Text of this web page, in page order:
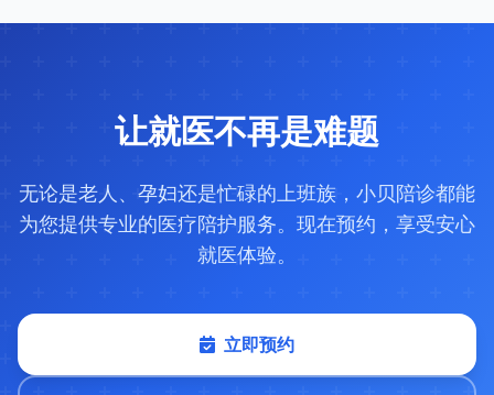
让就医不再是难题
无论是老人、孕妇还是忙碌的上班族，小贝陪诊都能
为您提供专业的医疗陪护服务。现在预约，享受安心
就医体验。
立即预约